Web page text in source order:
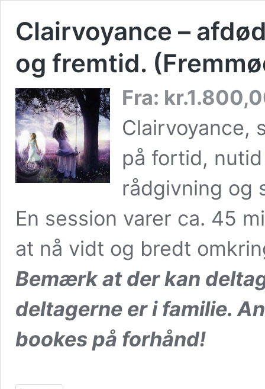
Clairvoyance –
og fremtid.
Fra: kr.
Clairvoyance,
på fortid,
rådgivning og
En session varer ca. 45
at nå vidt og bredt
Bemærk at der kan
deltagerne er i familie.
bookes på forhånd!